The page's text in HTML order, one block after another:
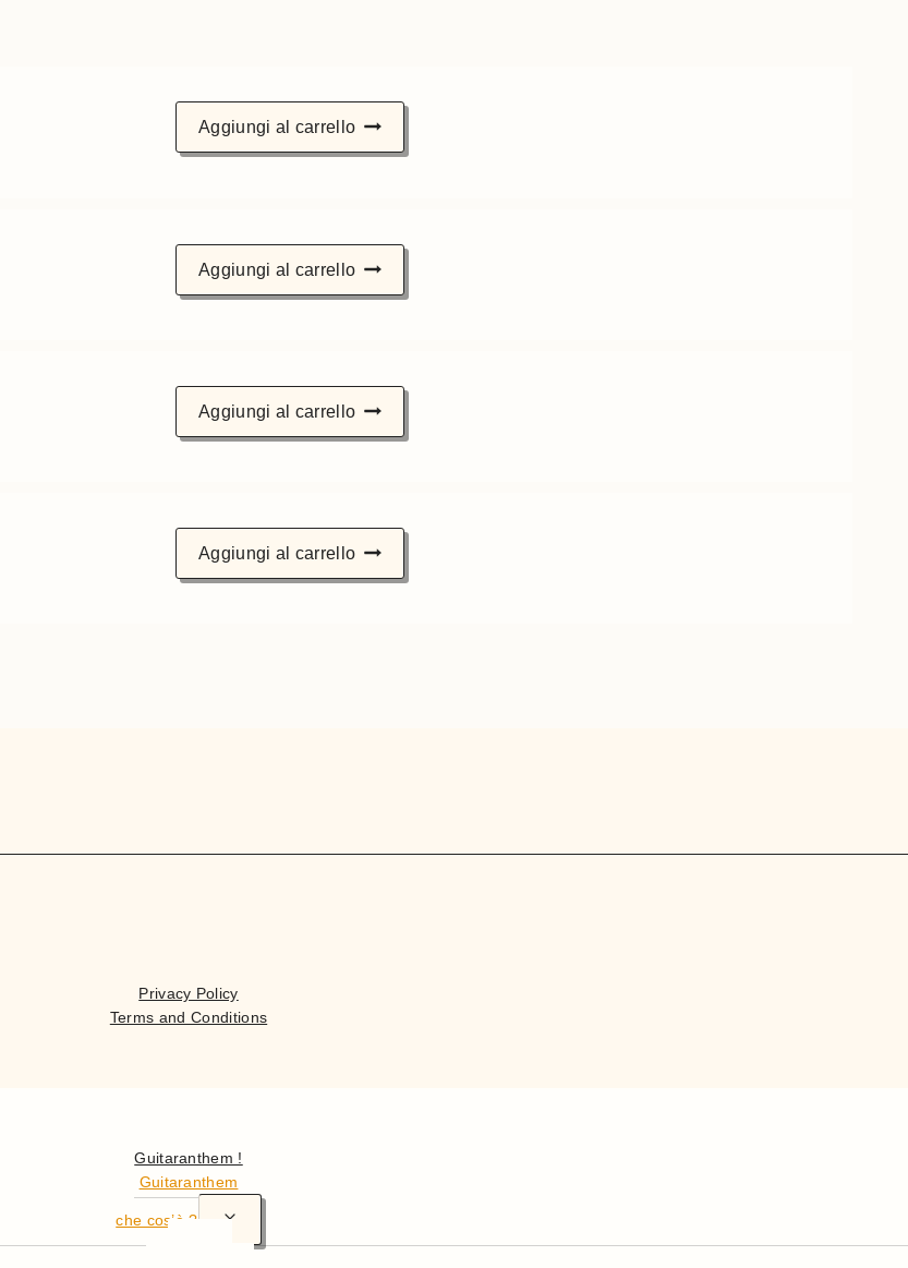
Aggiungi al carrello
Aggiungi al carrello
Aggiungi al carrello
Aggiungi al carrello
Privacy Policy
Terms and Conditions
Guitaranthem !
Guitaranthem
che cos’è ?